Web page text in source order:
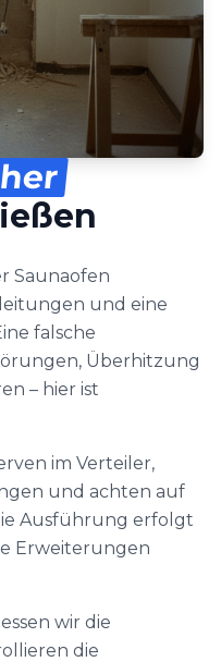
Saunaofen
und eine
falsche
Überhitzung
– hier ist
im Verteiler,
und achten auf
Ausführung erfolgt
Erweiterungen
wir die
die